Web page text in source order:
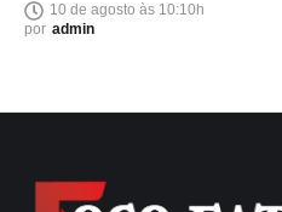
10 de agosto às 10:10h
por admin